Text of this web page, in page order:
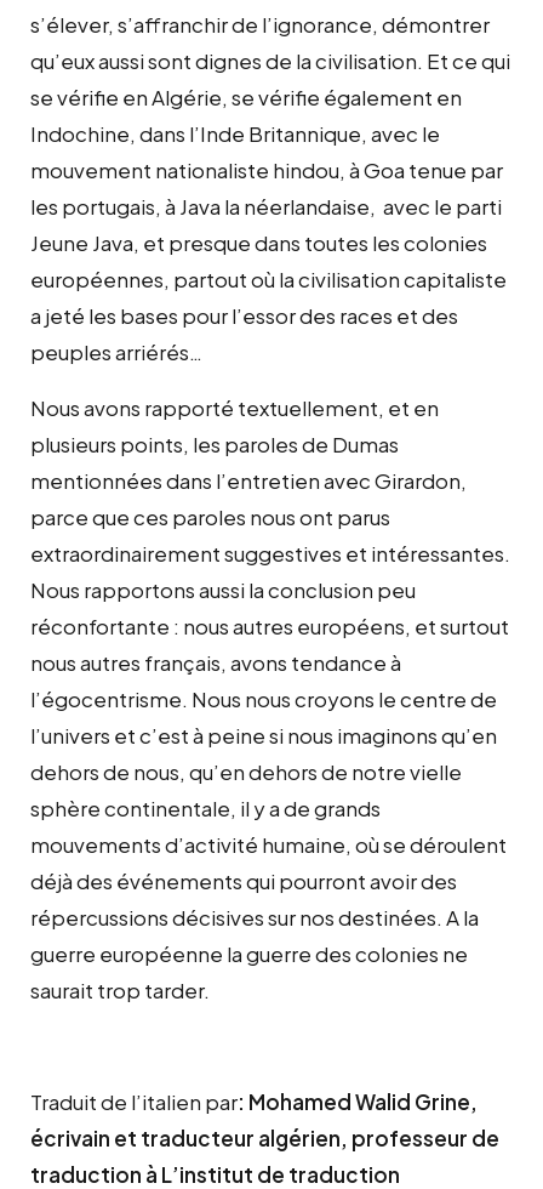
s’élever, s’affranchir de l’ignorance, démontrer
qu’eux aussi sont dignes de la civilisation. Et ce qui
se vérifie en Algérie, se vérifie également en
Indochine, dans l’Inde Britannique, avec le
mouvement nationaliste hindou, à Goa tenue par
les portugais, à Java la néerlandaise, avec le parti
Jeune Java, et presque dans toutes les colonies
européennes, partout où la civilisation capitaliste
a jeté les bases pour l’essor des races et des
peuples arriérés…
Nous avons rapporté textuellement, et en
plusieurs points, les paroles de Dumas
mentionnées dans l’entretien avec Girardon,
parce que ces paroles nous ont parus
extraordinairement suggestives et intéressantes.
Nous rapportons aussi la conclusion peu
réconfortante : nous autres européens, et surtout
nous autres français, avons tendance à
l’égocentrisme. Nous nous croyons le centre de
l’univers et c’est à peine si nous imaginons qu’en
dehors de nous, qu’en dehors de notre vielle
sphère continentale, il y a de grands
mouvements d’activité humaine, où se déroulent
déjà des événements qui pourront avoir des
répercussions décisives sur nos destinées. A la
guerre européenne la guerre des colonies ne
saurait trop tarder.
Traduit de l’italien par: Mohamed Walid Grine,
écrivain et traducteur algérien, professeur de
traduction à L’institut de traduction